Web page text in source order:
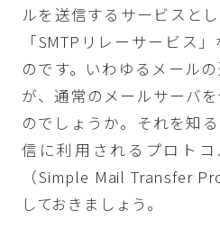
ルを送信するサービスと
「SMTPリレーサービス
のです。いわゆるメール
が、通常のメールサーバ
のでしょうか。それを知
信に利用されるプロトコ
（Simple Mail Transfer
しておきましょう。